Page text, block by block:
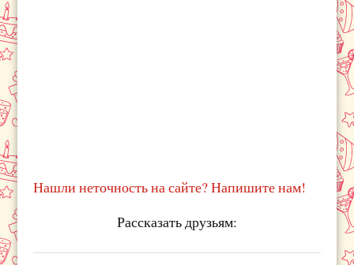
Нашли неточность на сайте? Напишите нам!
Рассказать друзьям: